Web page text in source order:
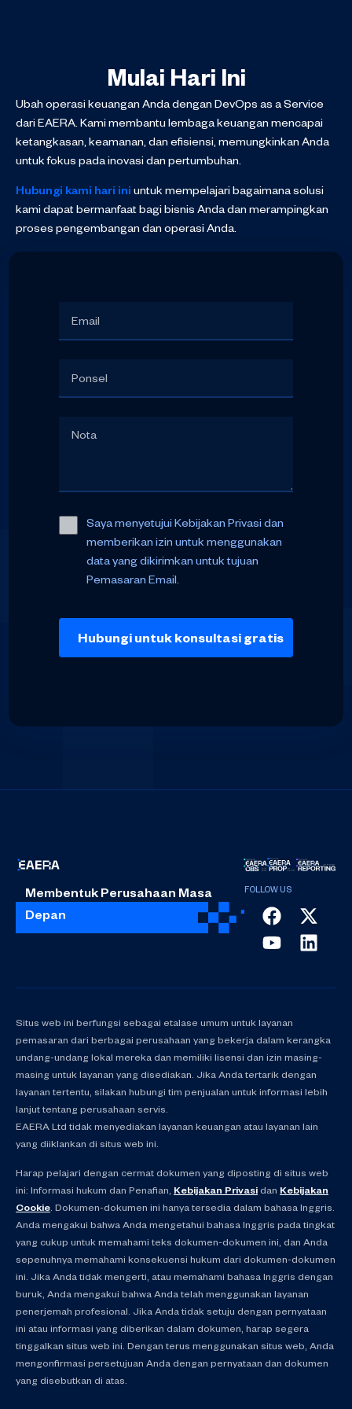
Mulai Hari Ini
Ubah operasi keuangan Anda dengan DevOps as a Service
dari EAERA. Kami membantu lembaga keuangan mencapai
ketangkasan, keamanan, dan efisiensi, memungkinkan Anda
untuk fokus pada inovasi dan pertumbuhan.
Hubungi kami hari ini untuk mempelajari bagaimana solusi
kami dapat bermanfaat bagi bisnis Anda dan merampingkan
proses pengembangan dan operasi Anda.
Saya menyetujui Kebijakan Privasi dan
memberikan izin untuk menggunakan
data yang dikirimkan untuk tujuan
Pemasaran Email.
Membentuk Perusahaan Masa
Depan
Situs web ini berfungsi sebagai etalase umum untuk layanan
pemasaran dari berbagai perusahaan yang bekerja dalam kerangka
undang-undang lokal mereka dan memiliki lisensi dan izin masing-
masing untuk layanan yang disediakan. Jika Anda tertarik dengan
layanan tertentu, silakan hubungi tim penjualan untuk informasi lebih
lanjut tentang perusahaan servis.
EAERA Ltd tidak menyediakan layanan keuangan atau layanan lain
yang diiklankan di situs web ini.
Harap pelajari dengan cermat dokumen yang diposting di situs web
ini: Informasi hukum dan Penafian, Kebijakan Privasi dan Kebijakan
Cookie. Dokumen-dokumen ini hanya tersedia dalam bahasa Inggris.
Anda mengakui bahwa Anda mengetahui bahasa Inggris pada tingkat
yang cukup untuk memahami teks dokumen-dokumen ini, dan Anda
sepenuhnya memahami konsekuensi hukum dari dokumen-dokumen
ini. Jika Anda tidak mengerti, atau memahami bahasa Inggris dengan
buruk, Anda mengakui bahwa Anda telah menggunakan layanan
penerjemah profesional. Jika Anda tidak setuju dengan pernyataan
ini atau informasi yang diberikan dalam dokumen, harap segera
tinggalkan situs web ini. Dengan terus menggunakan situs web, Anda
mengonfirmasi persetujuan Anda dengan pernyataan dan dokumen
yang disebutkan di atas.